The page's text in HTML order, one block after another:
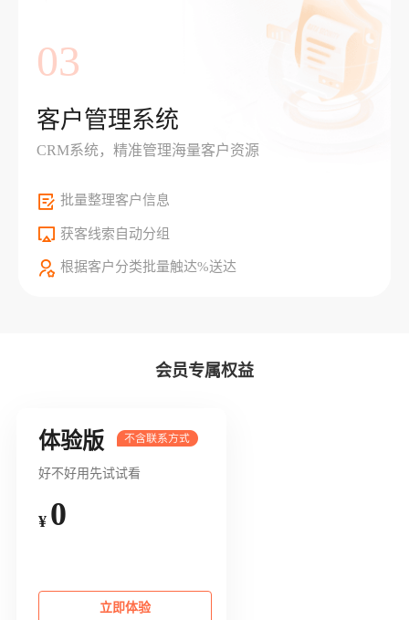
03
客户管理系统
CRM系统，精准管理海量客户资源
批量整理客户信息
获客线索自动分组
根据客户分类批量触达%送达
会员专属权益
体验版
好不好用先试试看
¥ 0
立即体验